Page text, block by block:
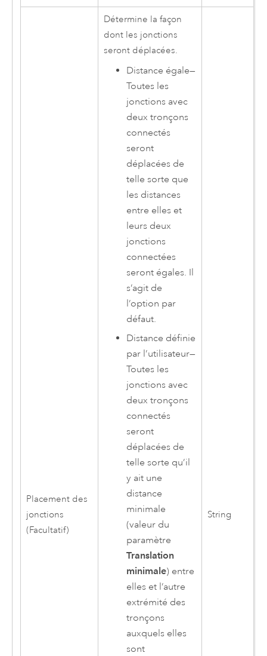
Placement des
jonctions
(Facultatif)
Détermine la façon
dont les jonctions
seront déplacées.
Distance égale—
Toutes les
jonctions avec
deux tronçons
connectés
seront
déplacées de
telle sorte que
les distances
entre elles et
leurs deux
jonctions
connectées
seront égales. Il
s’agit de
l’option par
défaut.
Distance définie
par l’utilisateur—
Toutes les
jonctions avec
deux tronçons
connectés
seront
déplacées de
telle sorte qu’il
y ait une
distance
minimale
(valeur du
paramètre
Translation
minimale) entre
elles et l’autre
extrémité des
tronçons
auxquels elles
sont
String